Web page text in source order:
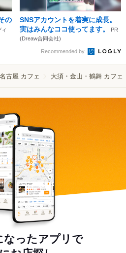
の
SNSアカウントを着実に成長。
実はみんなココ使ってます。
PR
(Dreaw合同会社)
Recommended by
名古屋 カフェ 大須・金山・鶴舞 カフェ
なったアプリで